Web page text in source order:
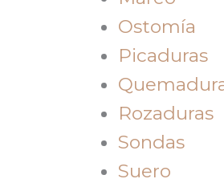
Ostomía
Picaduras
Rozaduras
Sondas
Suero